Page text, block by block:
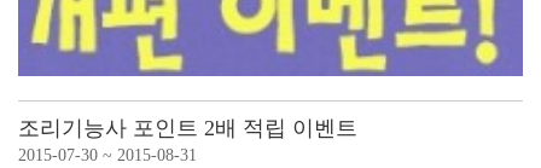
조리기능사 포인트 2배 적립 이벤트
2015-07-30 ~ 2015-08-31